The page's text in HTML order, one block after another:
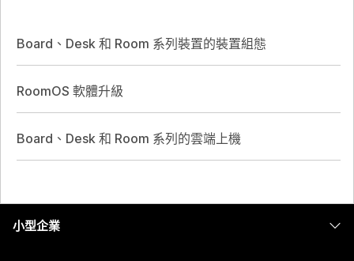
Board、Desk 和 Room 系列裝置的裝置組態
RoomOS 軟體升級
Board、Desk 和 Room 系列的雲端上機
小型企業